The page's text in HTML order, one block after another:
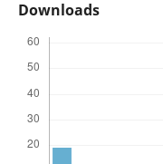
Downloads